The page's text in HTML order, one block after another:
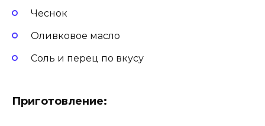
Чеснок
Оливковое масло
Соль и перец по вкусу
Приготовление: